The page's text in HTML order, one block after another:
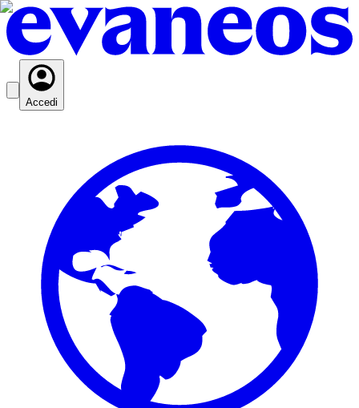
Accedi